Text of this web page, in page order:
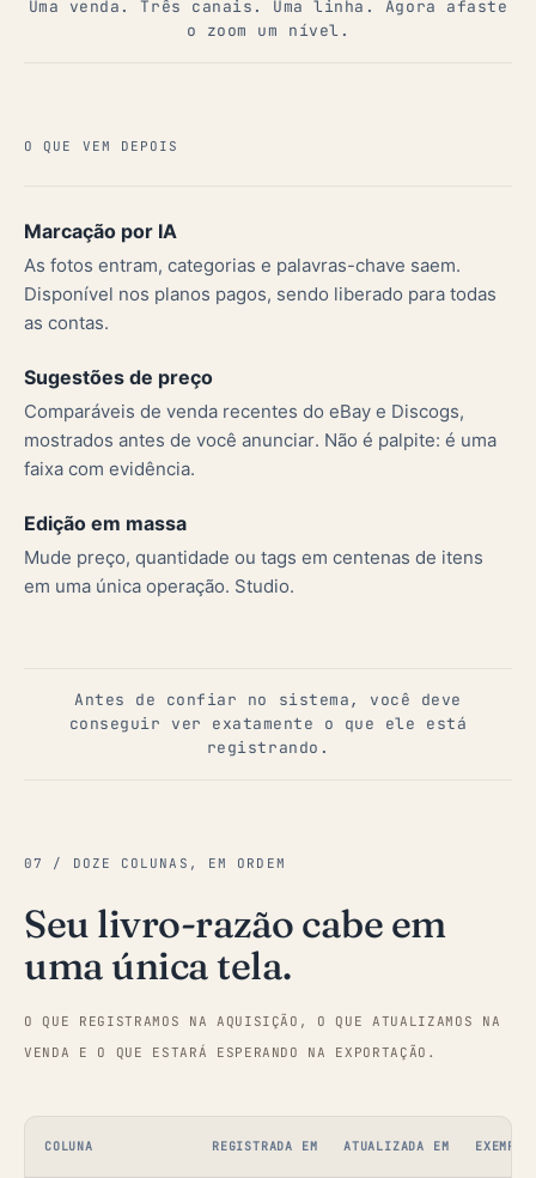
Uma venda. Três canais. Uma linha. Agora afaste
o zoom um nível.
O QUE VEM DEPOIS
Marcação por IA
As fotos entram, categorias e palavras-chave saem.
Disponível nos planos pagos, sendo liberado para todas
as contas.
Sugestões de preço
Comparáveis de venda recentes do eBay e Discogs,
mostrados antes de você anunciar. Não é palpite: é uma
faixa com evidência.
Edição em massa
Mude preço, quantidade ou tags em centenas de itens
em uma única operação. Studio.
Antes de confiar no sistema, você deve
conseguir ver exatamente o que ele está
registrando.
07 / DOZE COLUNAS, EM ORDEM
Seu livro-razão cabe em
uma única tela.
O QUE REGISTRAMOS NA AQUISIÇÃO, O QUE ATUALIZAMOS NA
VENDA E O QUE ESTARÁ ESPERANDO NA EXPORTAÇÃO.
COLUNA REGISTRADA EM ATUALIZADA EM EXEMPLO